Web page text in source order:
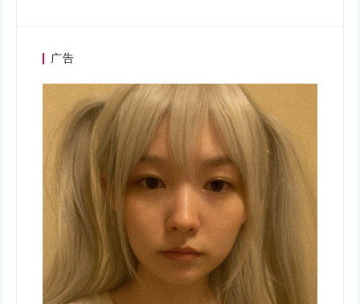
广告